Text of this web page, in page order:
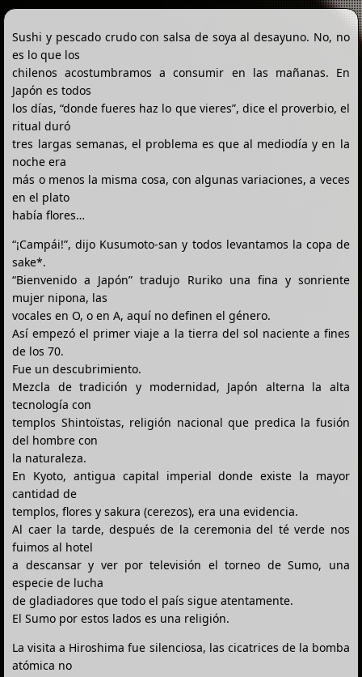
Sushi y pescado crudo con salsa de soya al desayuno. No, no
es lo que los
chilenos acostumbramos a consumir en las mañanas. En
Japón es todos
los días, “donde fueres haz lo que vieres”, dice el proverbio, el
ritual duró
tres largas semanas, el problema es que al mediodía y en la
noche era
más o menos la misma cosa, con algunas variaciones, a veces
en el plato
había flores…
“¡Campái!”, dijo Kusumoto-san y todos levantamos la copa de
sake*.
“Bienvenido a Japón” tradujo Ruriko una fina y sonriente
mujer nipona, las
vocales en O, o en A, aquí no definen el género.
Así empezó el primer viaje a la tierra del sol naciente a fines
de los 70.
Fue un descubrimiento.
Mezcla de tradición y modernidad, Japón alterna la alta
tecnología con
templos Shintoïstas, religión nacional que predica la fusión
del hombre con
la naturaleza.
En Kyoto, antigua capital imperial donde existe la mayor
cantidad de
templos, flores y sakura (cerezos), era una evidencia.
Al caer la tarde, después de la ceremonia del té verde nos
fuimos al hotel
a descansar y ver por televisión el torneo de Sumo, una
especie de lucha
de gladiadores que todo el país sigue atentamente.
El Sumo por estos lados es una religión.
La visita a Hiroshima fue silenciosa, las cicatrices de la bomba
atómica no